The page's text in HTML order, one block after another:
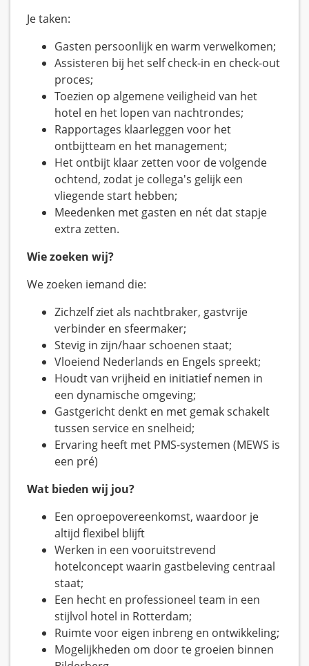
Je taken:
Gasten persoonlijk en warm verwelkomen;
Assisteren bij het self check-in en check-out
proces;
Toezien op algemene veiligheid van het
hotel en het lopen van nachtrondes;
Rapportages klaarleggen voor het
ontbijtteam en het management;
Het ontbijt klaar zetten voor de volgende
ochtend, zodat je collega's gelijk een
vliegende start hebben;
Meedenken met gasten en nét dat stapje
extra zetten.
Wie zoeken wij?
We zoeken iemand die:
Zichzelf ziet als nachtbraker, gastvrije
verbinder en sfeermaker;
Stevig in zijn/haar schoenen staat;
Vloeiend Nederlands en Engels spreekt;
Houdt van vrijheid en initiatief nemen in
een dynamische omgeving;
Gastgericht denkt en met gemak schakelt
tussen service en snelheid;
Ervaring heeft met PMS-systemen (MEWS is
een pré)
Wat bieden wij jou?
Een oproepovereenkomst, waardoor je
altijd flexibel blijft
Werken in een vooruitstrevend
hotelconcept waarin gastbeleving centraal
staat;
Een hecht en professioneel team in een
stijlvol hotel in Rotterdam;
Ruimte voor eigen inbreng en ontwikkeling;
Mogelijkheden om door te groeien binnen